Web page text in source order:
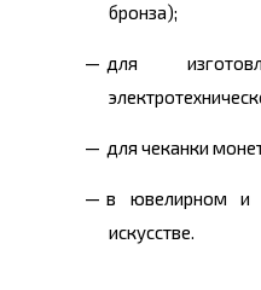
бронза);
для
для чеканки
в ювелирном и
искусстве.